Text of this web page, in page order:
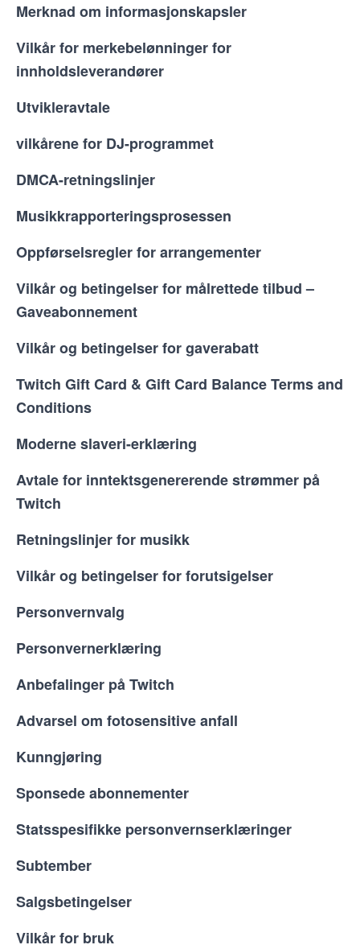
Merknad om informasjonskapsler
Vilkår for merkebelønninger for
innholdsleverandører
Utvikleravtale
vilkårene for DJ-programmet
DMCA-retningslinjer
Musikkrapporteringsprosessen
Oppførselsregler for arrangementer
Vilkår og betingelser for målrettede tilbud –
Gaveabonnement
Vilkår og betingelser for gaverabatt
Twitch Gift Card & Gift Card Balance Terms and
Conditions
Moderne slaveri-erklæring
Avtale for inntektsgenererende strømmer på
Twitch
Retningslinjer for musikk
Vilkår og betingelser for forutsigelser
Personvernvalg
Personvernerklæring
Anbefalinger på Twitch
Advarsel om fotosensitive anfall
Kunngjøring
Sponsede abonnementer
Statsspesifikke personvernserklæringer
Subtember
Salgsbetingelser
Vilkår for bruk